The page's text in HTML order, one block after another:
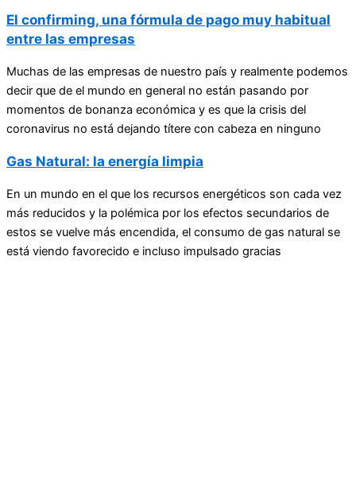
El confirming, una fórmula de pago muy habitual
entre las empresas
Muchas de las empresas de nuestro país y realmente podemos
decir que de el mundo en general no están pasando por
momentos de bonanza económica y es que la crisis del
coronavirus no está dejando títere con cabeza en ninguno
Gas Natural: la energía limpia
En un mundo en el que los recursos energéticos son cada vez
más reducidos y la polémica por los efectos secundarios de
estos se vuelve más encendida, el consumo de gas natural se
está viendo favorecido e incluso impulsado gracias